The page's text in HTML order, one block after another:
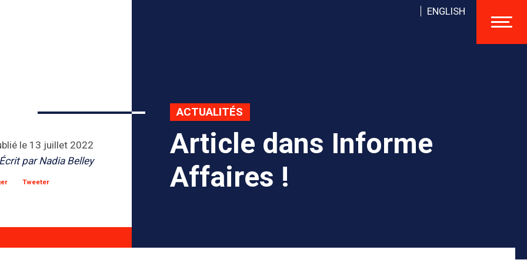
ENGLISH
ACTUALITÉS
Article dans Informe
Affaires !
le 13 juillet 2022
Écrit parNadia Belley
Tweeter